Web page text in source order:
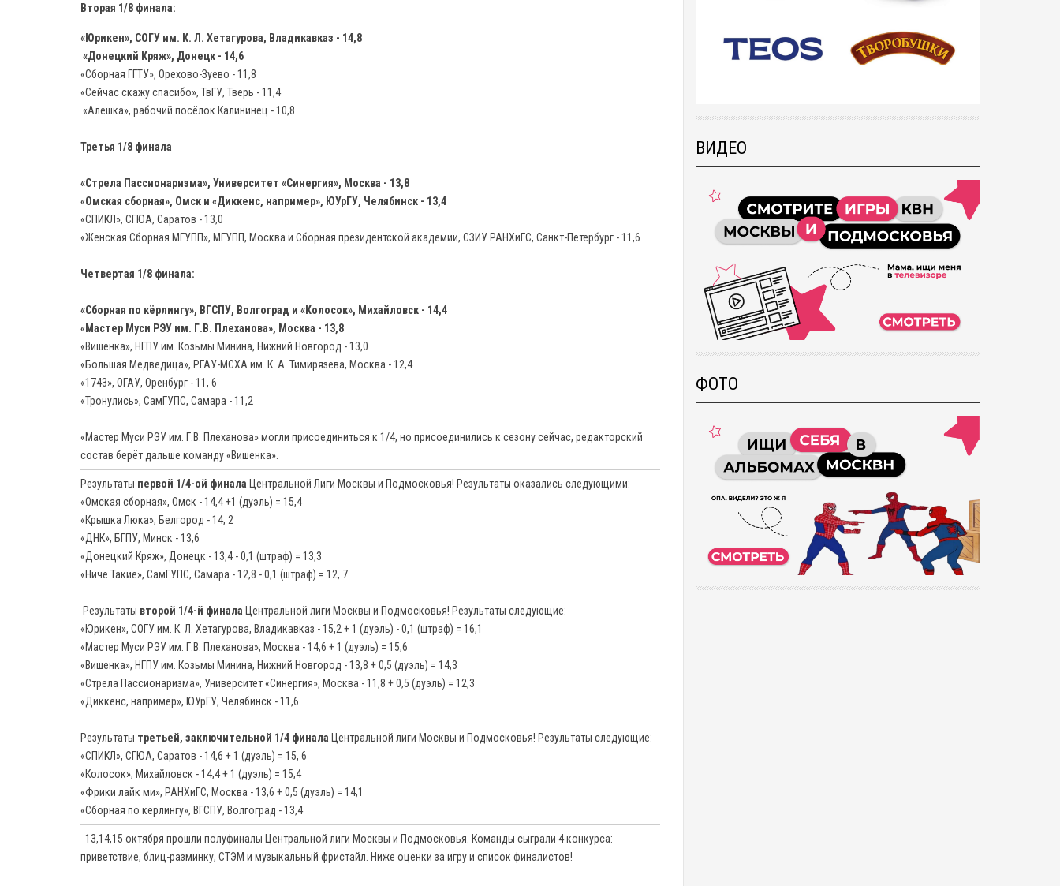
Вторая 1/8 финала:
«Юрикен», СОГУ им. К. Л. Хетагурова, Владикавказ - 14,8
«Донецкий Кряж», Донецк - 14,6
«Сборная ГГТУ», Орехово-Зуево - 11,8
«Сейчас скажу спасибо», ТвГУ, Тверь - 11,4
«Алешка», рабочий посёлок Калининец - 10,8
Третья 1/8 финала
«Стрела Пассионаризма», Университет «Синергия», Москва - 13,8
«Омская сборная», Омск и «Диккенс, например», ЮУрГУ, Челябинск - 13,4
«СПИКЛ», СГЮА, Саратов - 13,0
«Женская Сборная МГУПП», МГУПП, Москва и Сборная президентской академии, СЗИУ РАНХиГС, Санкт-Петербург - 11,6
Четвертая 1/8 финала:
«Сборная по кёрлингу», ВГСПУ, Волгоград и «Колосок», Михайловск - 14,4
«Мастер Муси РЭУ им. Г.В. Плеханова», Москва - 13,8
«Вишенка», НГПУ им. Козьмы Минина, Нижний Новгород - 13,0
«Большая Медведица», РГАУ-МСХА им. К. А. Тимирязева, Москва - 12,4
«1743», ОГАУ, Оренбург - 11, 6
«Тронулись», СамГУПС, Самара - 11,2
«Мастер Муси РЭУ им. Г.В. Плеханова» могли присоединиться к 1/4, но присоединились к сезону сейчас, редакторский
состав берёт дальше команду «Вишенка».
Результаты первой 1/4-ой финала Центральной Лиги Москвы и Подмосковья! Результаты оказались следующими:
«Омская сборная», Омск - 14,4 +1 (дуэль) = 15,4
«Крышка Люка», Белгород - 14, 2
«ДНК», БГПУ, Минск - 13,6
«Донецкий Кряж», Донецк - 13,4 - 0,1 (штраф) = 13,3
«Ниче Такие», СамГУПС, Самара - 12,8 - 0,1 (штраф) = 12, 7
Результаты второй 1/4-й финала Центральной лиги Москвы и Подмосковья! Результаты следующие:
«Юрикен», СОГУ им. К. Л. Хетагурова, Владикавказ - 15,2 + 1 (дуэль) - 0,1 (штраф) = 16,1
«Мастер Муси РЭУ им. Г.В. Плеханова», Москва - 14,6 + 1 (дуэль) = 15,6
«Вишенка», НГПУ им. Козьмы Минина, Нижний Новгород - 13,8 + 0,5 (дуэль) = 14,3
«Стрела Пассионаризма», Университет «Синергия», Москва - 11,8 + 0,5 (дуэль) = 12,3
«Диккенс, например», ЮУрГУ, Челябинск - 11,6
Результаты третьей, заключительной 1/4 финала Центральной лиги Москвы и Подмосковья! Результаты следующие:
«СПИКЛ», СГЮА, Саратов - 14,6 + 1 (дуэль) = 15, 6
«Колосок», Михайловск - 14,4 + 1 (дуэль) = 15,4
«Фрики лайк ми», РАНХиГС, Москва - 13,6 + 0,5 (дуэль) = 14,1
«Сборная по кёрлингу», ВГСПУ, Волгоград - 13,4
13,14,15 октября прошли полуфиналы Центральной лиги Москвы и Подмосковья. Команды сыграли 4 конкурса:
приветствие, блиц-разминку, СТЭМ и музыкальный фристайл. Ниже оценки за игру и список финалистов!
ВИДЕО
ФОТО